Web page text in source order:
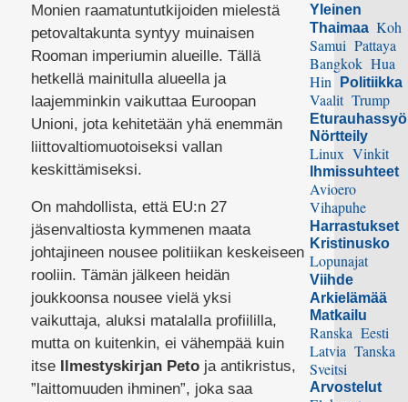
Monien raamatuntutkijoiden mielestä
petovaltakunta syntyy muinaisen
Rooman imperiumin alueille. Tällä
hetkellä mainitulla alueella ja
laajemminkin vaikuttaa Euroopan
Unioni, jota kehitetään yhä enemmän
liittovaltiomuotoiseksi vallan
keskittämiseksi.
On mahdollista, että EU:n 27
jäsenvaltiosta kymmenen maata
johtajineen nousee politiikan keskeiseen
rooliin. Tämän jälkeen heidän
joukkoonsa nousee vielä yksi
vaikuttaja, aluksi matalalla profiililla,
mutta on kuitenkin, ei vähempää kuin
itse
Ilmestyskirjan Petoja antikristus,
”laittomuuden ihminen”, joka saa
Yleinen
Thaimaa Koh
Samui Pattaya
Bangkok Hua
Hin
Politiikka
Vaalit Trump
Nörtteily
Linux Vinkit
Ihmissuhteet
Avioero
Vihapuhe
Harrastukset
Kristinusko
Lopunajat
Viihde
Arkielämää
Matkailu
Ranska Eesti
Latvia Tanska
Sveitsi
Arvostelut